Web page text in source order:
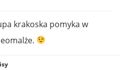
krakoska pomyka w